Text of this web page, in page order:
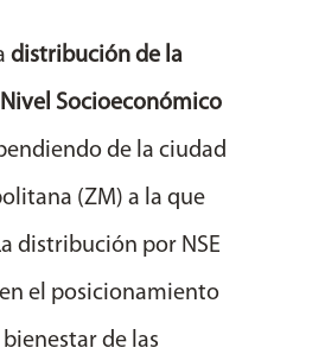
distribución de la
Socioeconómico
de la ciudad
(ZM) a la que
distribución por NSE
el posicionamiento
de las